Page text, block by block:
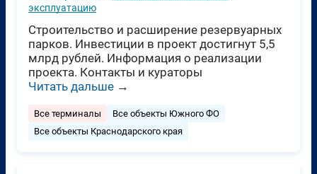
эксплуатацию
Строительство и расширение резервуарных
парков. Инвестиции в проект достигнут 5,5
млрд рублей. Информация о реализации
проекта. Контакты и кураторы
Читать дальше →
Все терминалы
Все объекты Южного ФО
Все объекты Краснодарского края